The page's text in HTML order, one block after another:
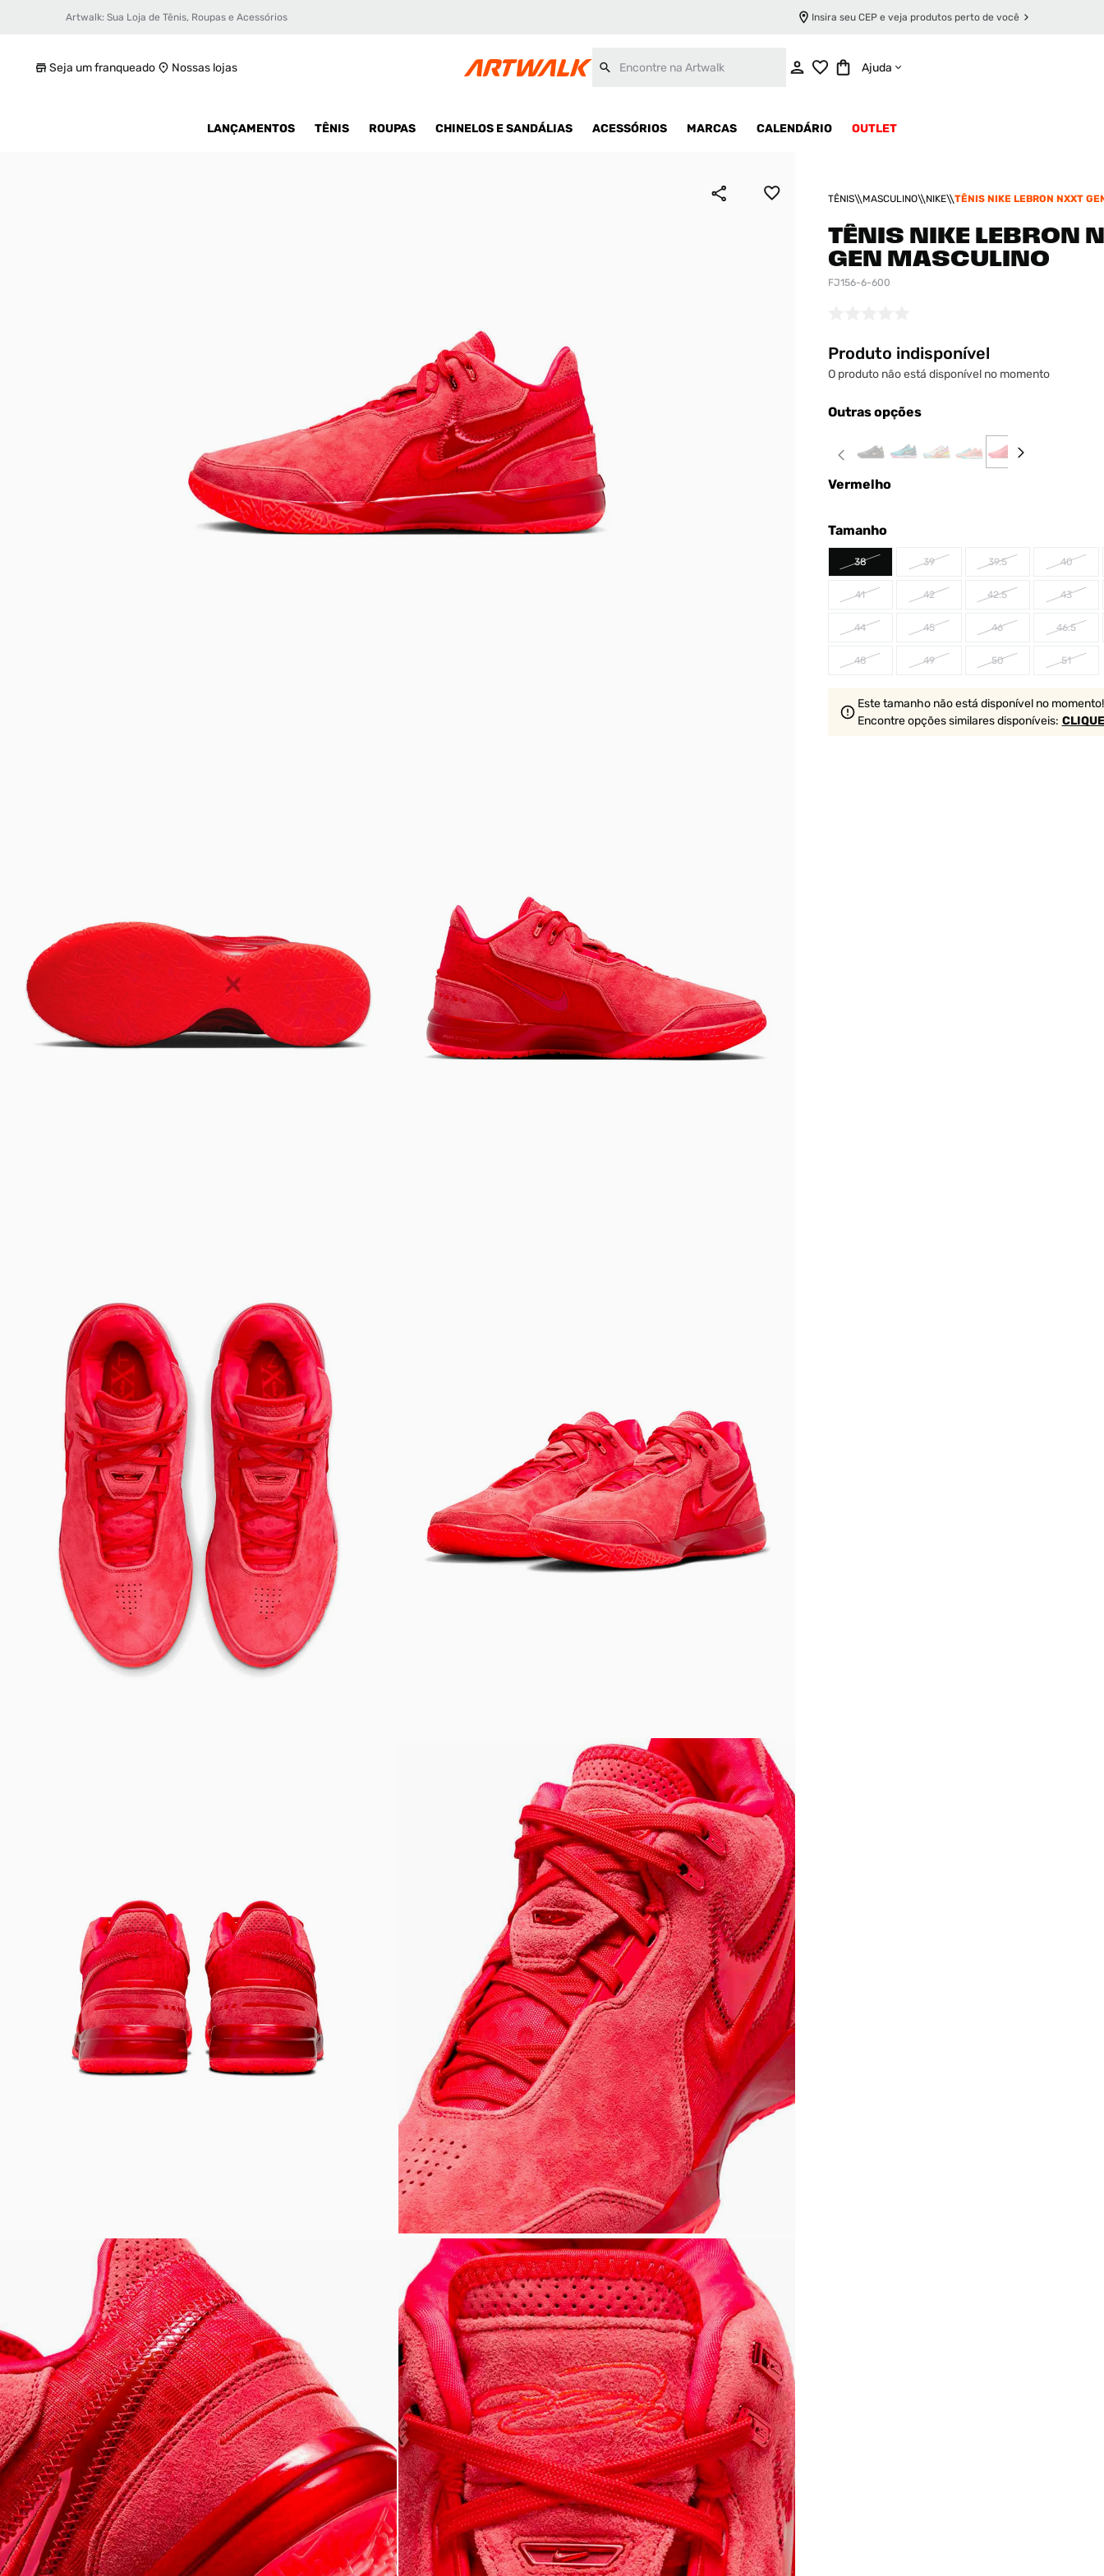
Artwalk: Sua Loja de Tênis, Roupas e Acessórios Insira seu CEP e veja produtos perto de você
Bem-Vindo à artwalk
Para ter uma melhor experiência de compra, insira seu CEP
e veja a seleção de produtos disponíveis para sua região
BUSCAR
Seja um franqueado Nossas lojas Ajuda
LANÇAMENTOS TÊNIS ROUPAS CHINELOS E SANDÁLIAS ACESSÓRIOS MARCAS CALENDÁRIO OUTLET
TÊNIS MASCULINO NIKE
TÊNIS NIKE LEBRON NXXT
TÊNIS NIKE LEBRON
GEN MASCULINO
FJ156-6-600
Produto indisponível
O produto não está disponível no momento
Outras opções
Vermelho
Tamanho
38 39 39.5 40
41 42 42.5 43
44 45 46 46.5
48 49 50 51
Este tamanho não está disponível no momento!
Encontre opções similaresdisponíveis:
Tênis Nike Lebron Nxxt Gen Masculino